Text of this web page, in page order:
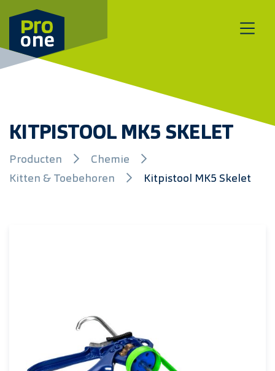
Meteen naar de content
KITPISTOOL MK5 SKELET
Producten
Chemie
Kitten & Toebehoren
Kitpistool MK5 Skelet